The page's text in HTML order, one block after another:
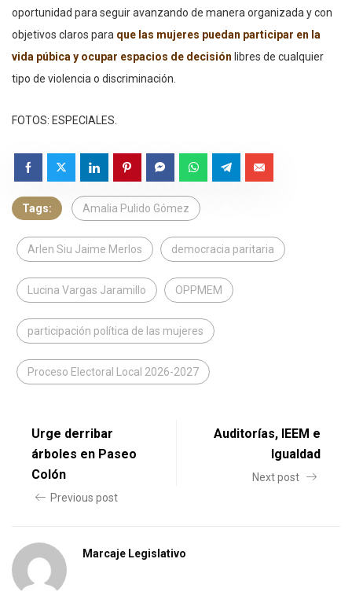
oportunidad para seguir avanzando de manera organizada y con
objetivos claros para que las mujeres puedan participar en la
vida púbica y ocupar espacios de decisión libres de cualquier
tipo de violencia o discriminación.
FOTOS: ESPECIALES.
Tags: Amalia Pulido Gómez
Arlen Siu Jaime Merlos democracia paritaria
Lucina Vargas Jaramillo OPPMEM
participación política de las mujeres
Proceso Electoral Local 2026-2027
Urge derribar
árboles en Paseo
Colón
Previous post
Auditorías, IEEM e
Igualdad
Next post
Marcaje Legislativo